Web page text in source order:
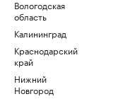
Вологодская
область
Калининград
Краснодарский
край
Нижний
Новгород